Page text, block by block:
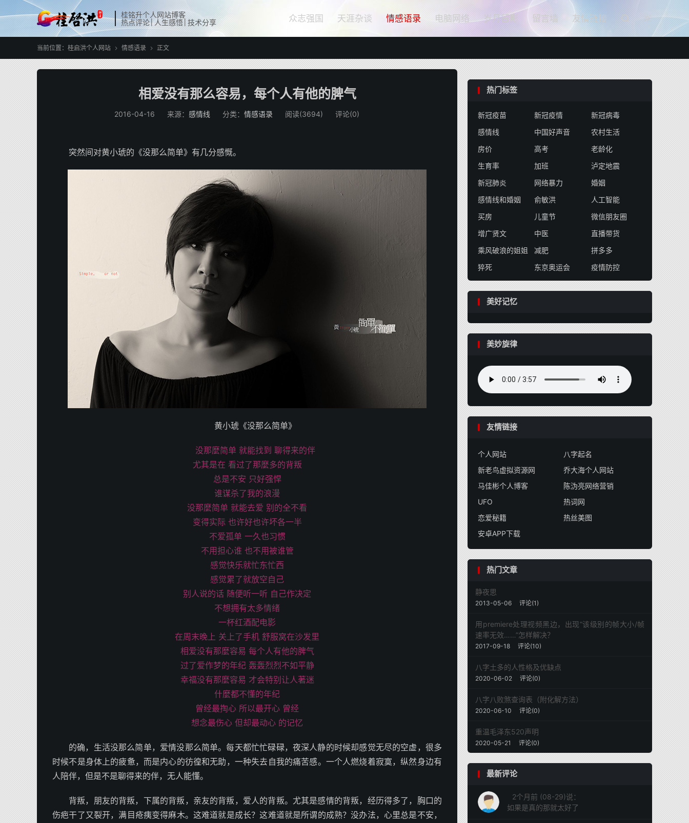
桂铭升个人网站博客
热点评论│人生感悟│技术分享
众志强国 天涯杂谈 情感语录 电脑网络 岁月留影 留言墙 友情链接 
当前位置： 桂启洪个人网站  情感语录  正文
相爱没有那么容易，每个人有他的脾气
2016-04-16 来源： 感情线 分类： 情感语录 阅读(3694) 评论(0)
突然间对黄小琥的《没那么简单》有几分感慨。
黄小琥《没那么简单》
没那麼简单 就能找到 聊得来的伴
尤其是在 看过了那麼多的背叛
总是不安 只好强悍
谁谋杀了我的浪漫
没那麼简单 就能去爱 别的全不看
变得实际 也许好也许坏各一半
不爱孤单 一久也习惯
不用担心谁 也不用被谁管
感觉快乐就忙东忙西
感觉累了就放空自己
别人说的话 随便听一听 自己作决定
不想拥有太多情绪
一杯红酒配电影
在周末晚上 关上了手机 舒服窝在沙发里
相爱没有那麼容易 每个人有他的脾气
过了爱作梦的年纪 轰轰烈烈不如平静
幸福没有那麼容易 才会特别让人著迷
什麼都不懂的年纪
曾经最掏心 所以最开心 曾经
想念最伤心 但却最动心 的记忆
的确，生活没那么简单，爱情没那么简单。每天都忙忙碌碌，夜深人静的时候却感觉无尽的空虚，很多
时候不是身体上的疲惫，而是内心的彷徨和无助，一种失去自我的痛苦感。一个人燃烧着寂寞，纵然身边有
人陪伴，但是不是聊得来的伴，无人能懂。
背叛，朋友的背叛，下属的背叛，亲友的背叛，爱人的背叛。尤其是感情的背叛，经历得多了，胸口的
伤疤干了又裂开，满目疮痍变得麻木。这难道就是成长？这难道就是所谓的成熟？没办法，心里总是不安，
热门标签
新冠疫苗 新冠疫情
新冠病毒
感情线
中国好声音
农村生活
房价
高考
老龄化
生育率
加班
泸定地震
新冠肺炎
网络暴力
婚姻
感情线和婚姻
俞敏洪
人工智能
买房
儿童节
微信朋友圈
增广贤文
中医
直播带货
乘风破浪的姐姐
减肥
拼多多
猝死
东京奥运会 疫情防控
美好记忆
美妙旋律
友情链接
个人网站
八字起名
新老鸟虚拟资源网
乔大海个人网站
马佳彬个人博客
陈沩亮网络营销
UFO
热词网
恋爱秘籍
热丝美图
安卓APP下载
热门文章
静夜思
2013-05-06 评论(1)
用premiere处理视频黑边，出现“该级别的帧大小/帧
速率无效……”怎样解决？
2017-09-18 评论(10)
八字土多的人性格及优缺点
2020-06-02 评论(0)
八字八败煞查询表（附化解方法）
2020-06-10 评论(0)
重温毛泽东520声明
2020-05-21 评论(0)
最新评论
2个月前 (08-29)说：
如果是真的那就太好了